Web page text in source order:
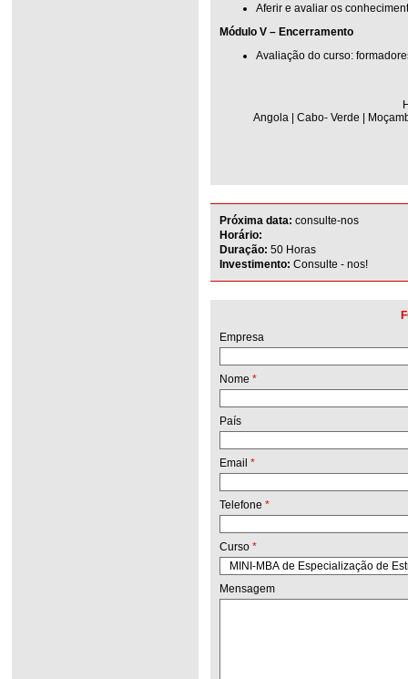
Aferir e avaliar os
Módulo V – Encerramento
Avaliação do curso:
Angola | Cabo- Verde |
Próxima data: consulte-nos
Horário:
Duração: 50 Horas
Investimento: Consulte - nos!
Empresa
Nome *
País
Email *
Telefone *
Curso *
Mensagem